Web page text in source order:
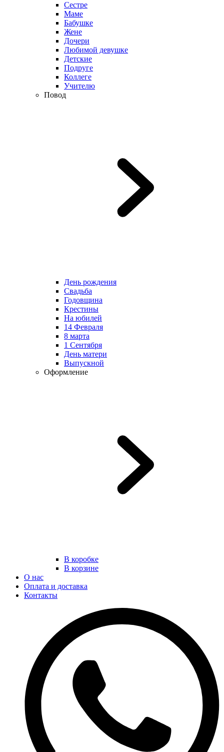
Сестре
Маме
Бабушке
Жене
Дочери
Любимой девушке
Детские
Подруге
Коллеге
Учителю
Повод
День рождения
Свадьба
Годовщина
Крестины
На юбилей
14 Февраля
8 марта
1 Сентября
День матери
Выпускной
Оформление
В коробке
В корзине
О нас
Оплата и доставка
Контакты